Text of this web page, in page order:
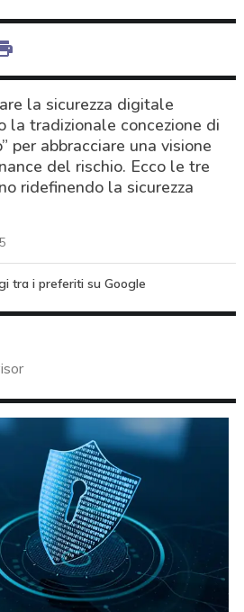
la sicurezza digitale
la tradizionale concezione di
per abbracciare una visione
del rischio. Ecco le tre
ridefinendo la sicurezza
tra i preferiti su Google